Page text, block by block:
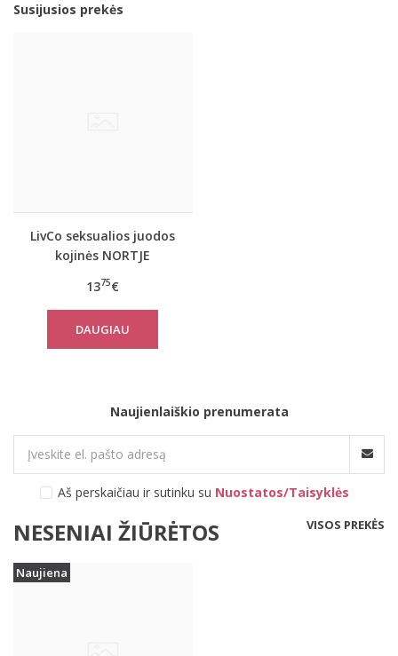
Susijusios prekės
LivCo seksualios juodos
kojinės NORTJE
1375€
DAUGIAU
Naujienlaiškio prenumerata
Aš perskaičiau ir sutinku su Nuostatos/Taisyklės
NESENIAI ŽIŪRĖTOS VISOS PREKĖS
Naujiena